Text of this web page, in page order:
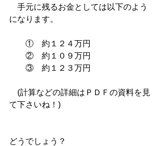
手元に残るお金としては以下のよう
になります。
①　約１２４万円
②　約１０９万円
③　約１２３万円
(計算などの詳細はＰＤＦの資料を見
て下さいね！)
どうでしょう？